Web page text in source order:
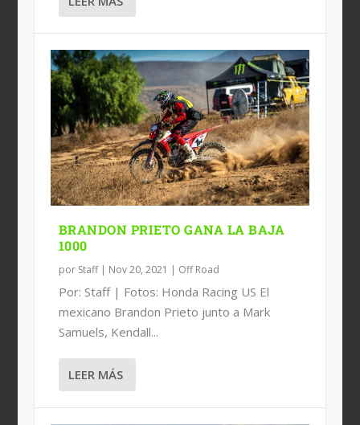
BRANDON PRIETO GANA LA BAJA
1000
por Staff| Nov 20, 2021 | Off Road
Por: Staff | Fotos: Honda Racing US El
mexicano Brandon Prieto junto a Mark
Samuels, Kendall...
LEER MÁS